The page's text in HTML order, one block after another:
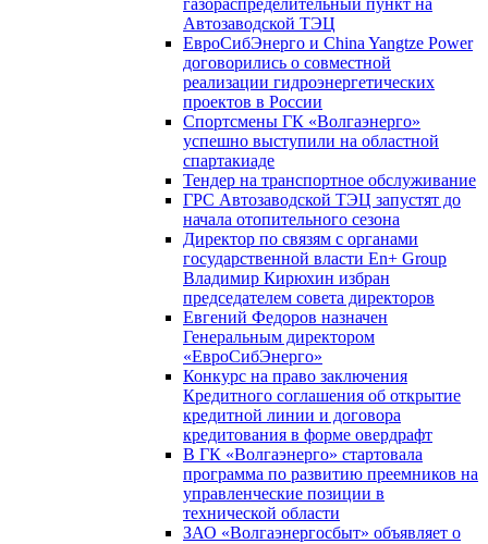
газораспределительный пункт на
Автозаводской ТЭЦ
ЕвроСибЭнерго и China Yangtze Power
договорились о совместной
реализации гидроэнергетических
проектов в России
Спортсмены ГК «Волгаэнерго»
успешно выступили на областной
спартакиаде
Тендер на транспортное обслуживание
ГРС Автозаводской ТЭЦ запустят до
начала отопительного сезона
Директор по связям с органами
государственной власти En+ Group
Владимир Кирюхин избран
председателем совета директоров
Евгений Федоров назначен
Генеральным директором
«ЕвроСибЭнерго»
Конкурс на право заключения
Кредитного соглашения об открытие
кредитной линии и договора
кредитования в форме овердрафт
В ГК «Волгаэнерго» стартовала
программа по развитию преемников на
управленческие позиции в
технической области
ЗАО «Волгаэнергосбыт» объявляет о